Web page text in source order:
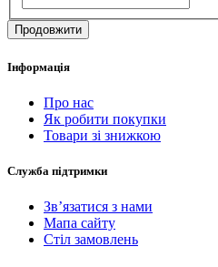
Продовжити
Інформація
Про нас
Як робити покупки
Товари зі знижкою
Служба підтримки
Зв’язатися з нами
Мапа сайту
Стіл замовлень